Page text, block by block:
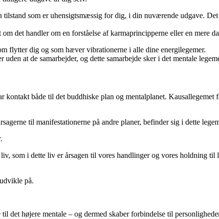
som er uhensigtsmæssig for dig, i din nuværende udgave.
det handler om en forståelse af karmaprincipperne eller en mere
flytter dig og som hæver vibrationerne i alle dine energilegemer.
at de samarbejder, og dette samarbejde sker i det mentale
kontakt både til det buddhiske plan og mentalplanet.
til manifestationerne på andre planer, befinder sig i dette
som i dette liv er årsagen til vores handlinger og vores holdning
på.
det højere mentale – og dermed skaber forbindelse til